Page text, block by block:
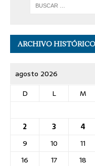
ARCHIVO HISTÓRICO
agosto 2026
D
L M
2
3 4
9
10 11
16
17 18